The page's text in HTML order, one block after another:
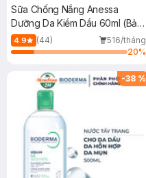
Sữa Chống Nắng Anessa
Dưỡng Da Kiềm Dầu 60ml (Bản
Mới)
4.9 (44)
516/tháng
20%
-38 %